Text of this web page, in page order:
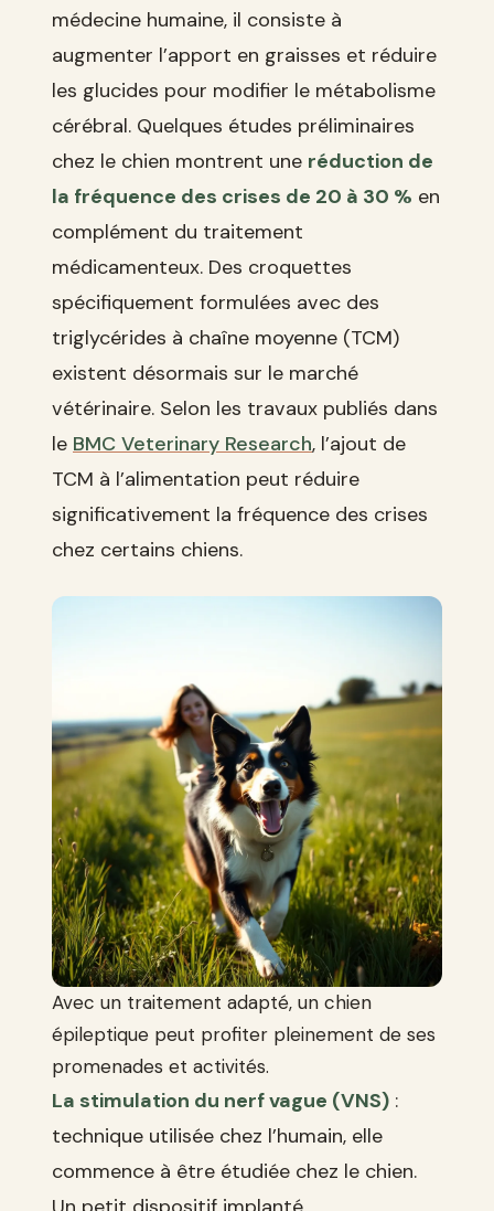
médecine humaine, il consiste à
augmenter l’apport en graisses et réduire
les glucides pour modifier le métabolisme
cérébral. Quelques études préliminaires
chez le chien montrent une réduction de
la fréquence des crises de 20 à 30 % en
complément du traitement
médicamenteux. Des croquettes
spécifiquement formulées avec des
triglycérides à chaîne moyenne (TCM)
existent désormais sur le marché
vétérinaire. Selon les travaux publiés dans
le BMC Veterinary Research, l’ajout de
TCM à l’alimentation peut réduire
significativement la fréquence des crises
chez certains chiens.
Avec un traitement adapté, un chien
épileptique peut profiter pleinement de ses
promenades et activités.
La stimulation du nerf vague (VNS) :
technique utilisée chez l’humain, elle
commence à être étudiée chez le chien.